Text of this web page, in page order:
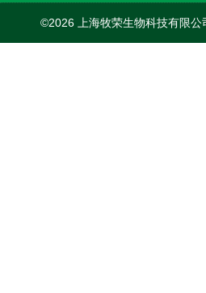
©2026 上海牧荣生物科技有限